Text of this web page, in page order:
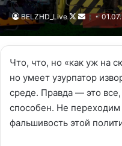
BELZHD_Live
Follow
X
Send
email
Что, что, но «как уж на
но умеет узурпатор
среде. Правда — это
способен. Не
фальшивость этой